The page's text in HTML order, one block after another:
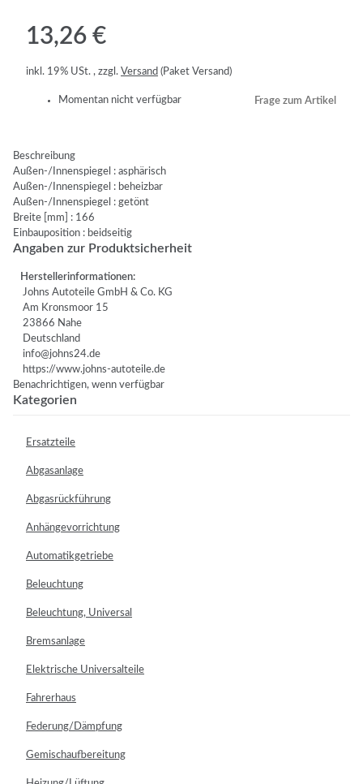
13,26 €
inkl. 19% USt. , zzgl. Versand (Paket Versand)
Momentan nicht verfügbar Frage zum Artikel
Beschreibung
Außen-/Innenspiegel : asphärisch
Außen-/Innenspiegel : beheizbar
Außen-/Innenspiegel : getönt
Breite [mm] : 166
Einbauposition : beidseitig
Angaben zur Produktsicherheit
Herstellerinformationen:
Johns Autoteile GmbH & Co. KG
Am Kronsmoor 15
23866 Nahe
Deutschland
info@johns24.de
https://www.johns-autoteile.de
Benachrichtigen, wenn verfügbar
Kategorien
Ersatzteile
Abgasanlage
Abgasrückführung
Anhängevorrichtung
Automatikgetriebe
Beleuchtung
Beleuchtung, Universal
Bremsanlage
Elektrische Universalteile
Fahrerhaus
Federung/Dämpfung
Gemischaufbereitung